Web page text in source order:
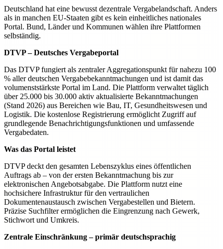
Deutschland hat eine bewusst dezentrale Vergabelandschaft. Anders
als in manchen EU-Staaten gibt es kein einheitliches nationales
Portal. Bund, Länder und Kommunen wählen ihre Plattformen
selbständig.
DTVP – Deutsches Vergabeportal
Das DTVP fungiert als zentraler Aggregationspunkt für nahezu 100
% aller deutschen Vergabebekanntmachungen und ist damit das
volumenststärkste Portal im Land. Die Plattform verwaltet täglich
über 25.000 bis 30.000 aktiv aktualisierte Bekanntmachungen
(Stand 2026) aus Bereichen wie Bau, IT, Gesundheitswesen und
Logistik. Die kostenlose Registrierung ermöglicht Zugriff auf
grundlegende Benachrichtigungsfunktionen und umfassende
Vergabedaten.
Was das Portal leistet
DTVP deckt den gesamten Lebenszyklus eines öffentlichen
Auftrags ab – von der ersten Bekanntmachung bis zur
elektronischen Angebotsabgabe. Die Plattform nutzt eine
hochsichere Infrastruktur für den vertraulichen
Dokumentenaustausch zwischen Vergabestellen und Bietern.
Präzise Suchfilter ermöglichen die Eingrenzung nach Gewerk,
Stichwort und Umkreis.
Zentrale Einschränkung – primär deutschsprachig